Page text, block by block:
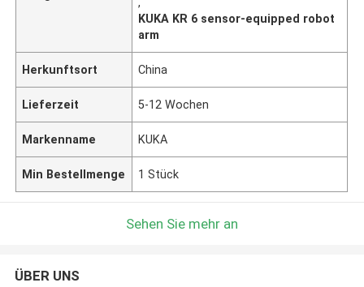
KUKA KR 6 sensor-equipped robot
arm
Herkunftsort China
Lieferzeit 5-12 Wochen
Markenname KUKA
Min Bestellmenge 1 Stück
Sehen Sie mehr an
ÜBER UNS